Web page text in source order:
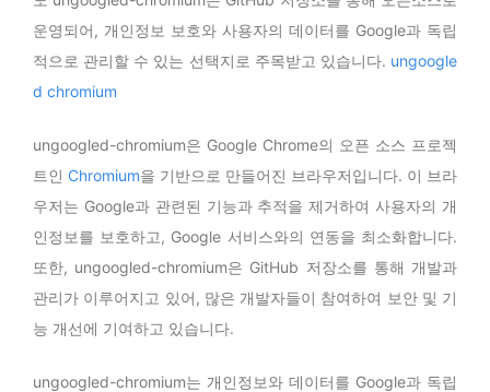
운영되어, 개인정보 보호와 사용자의 데이터를 Google과 독립
적으로 관리할 수 있는 선택지로 주목받고 있습니다. ungoogle
d chromium
ungoogled-chromium은 Google Chrome의 오픈 소스 프로젝
트인 Chromium을 기반으로 만들어진 브라우저입니다. 이 브라
우저는 Google과 관련된 기능과 추적을 제거하여 사용자의 개
인정보를 보호하고, Google 서비스와의 연동을 최소화합니다.
또한, ungoogled-chromium은 GitHub 저장소를 통해 개발과
관리가 이루어지고 있어, 많은 개발자들이 참여하여 보안 및 기
능 개선에 기여하고 있습니다.
ungoogled-chromium는 개인정보와 데이터를 Google과 독립